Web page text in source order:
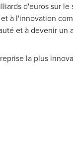
d'euros sur
à l'innovation
et à devenir un
la plus